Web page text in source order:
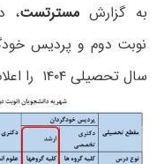
به گزارشمسترتست،
نوبت دوم و پردیس
سال تحصیلی ۱۴۰۴ را اعلام نمود.